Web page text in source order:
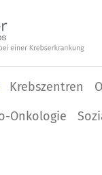
Krebszentren
Onkologie